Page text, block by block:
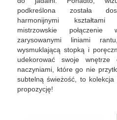
podkreślona została
harmonijnymi
mistrzowskie połączenie
zarysowanymi liniami
wysmuklającą stopką i
udekorować swoje wnętrze
naczyniami, które go nie
subtelną świeżość, to
propozycję!